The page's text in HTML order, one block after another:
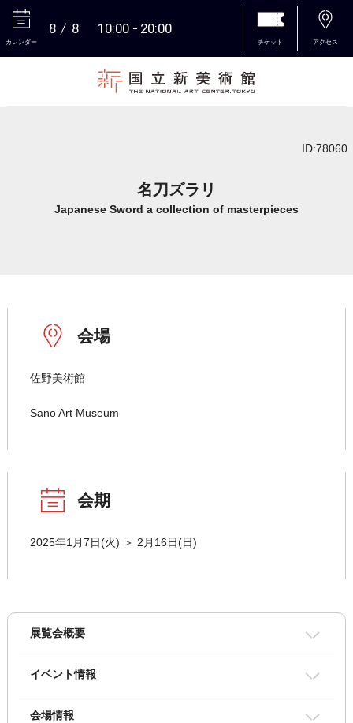
カレンダー
8 8 10:00 20:00
チケット アクセス
ID:78060
名刀ズラリ
Japanese Sword a collection of masterpieces
会場
佐野美術館
Sano Art Museum
会期
2025年1月7日(火) ＞ 2月16日(日)
展覧会概要
イベント情報
会場情報